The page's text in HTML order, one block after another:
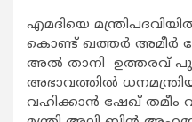
എമദിയെ
കൊണ്ട് ഖത്തര്‍ അമീര്‍
അല്‍ താനി ഉത്തരവ്
അഭാവത്തില്‍
വഹിക്കാന്‍ ഷേഖ് തമീം